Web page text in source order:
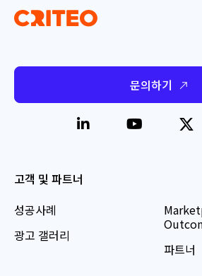
문의하기
고객 및 파트너
성공사례
광고 갤러리
파트너